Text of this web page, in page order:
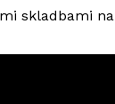
skladbami na